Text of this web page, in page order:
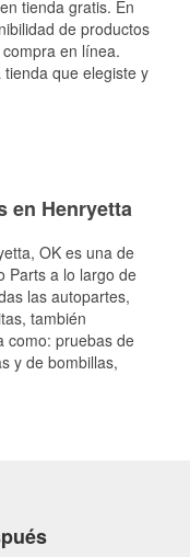
tienda gratis. En
de productos
en línea.
que elegiste y
en Henryetta
, OK es una de
Parts a lo largo de
las autopartes,
también
como: pruebas de
y de bombillas,